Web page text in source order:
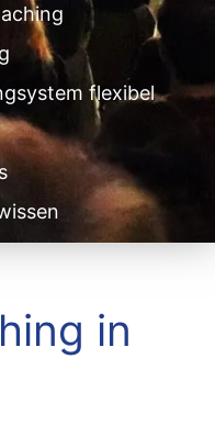
flexibel
in